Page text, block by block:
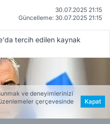
30.07.2025 21:15
Güncelleme: 30.07.2025 21:15
tercih edilen kaynak
ve deneyimlerinizi
çerçevesinde
Kapat